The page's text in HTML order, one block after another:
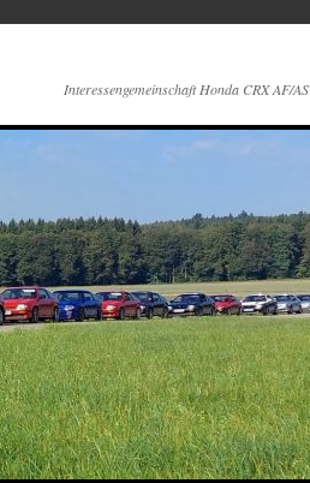
Interessengemeinschaft Honda CRX AF/AS